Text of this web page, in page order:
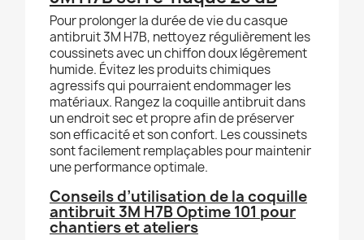
Pour prolonger la durée de vie du casque
antibruit 3M H7B, nettoyez régulièrement les
coussinets avec un chiffon doux légèrement
humide. Évitez les produits chimiques
agressifs qui pourraient endommager les
matériaux. Rangez la coquille antibruit dans
un endroit sec et propre afin de préserver
son efficacité et son confort. Les coussinets
sont facilement remplaçables pour maintenir
une performance optimale.
Conseils d’utilisation de la coquille
antibruit 3M H7B Optime 101 pour
chantiers et ateliers